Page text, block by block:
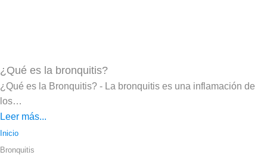
¿Qué es la bronquitis?
¿Qué es la Bronquitis? - La bronquitis es una inflamación de
los…
Leer más...
Inicio
Bronquitis